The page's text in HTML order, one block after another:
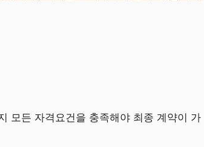
모든 자격요건을 충족해야 최종 계약이 가